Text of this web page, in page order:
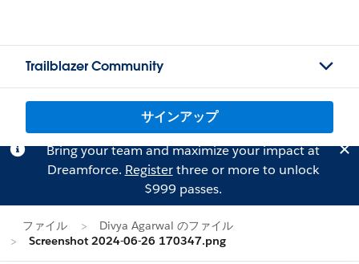
Trailblazer Community
サインアップ
Bring your team and maximize your impact at
Dreamforce. Registerthree or more to unlock
$999 passes.
ファイル
Divya Agarwal のファイル
Screenshot 2024-06-26 170347.png